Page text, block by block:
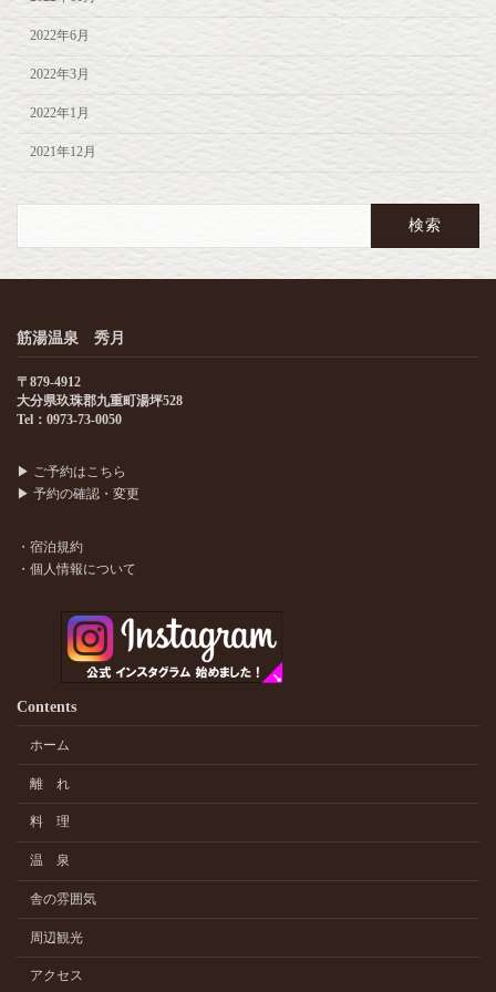
2022年6月
2022年3月
2022年1月
2021年12月
筋湯温泉 秀月
〒879-4912
大分県玖珠郡九重町湯坪528
Tel：0973-73-0050
▶ ご予約はこちら
▶ 予約の確認・変更
・宿泊規約
・個人情報について
Contents
ホーム
離 れ
料 理
温 泉
舎の雰囲気
周辺観光
アクセス